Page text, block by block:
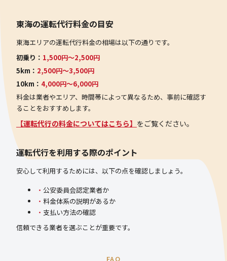
東海の運転代行料金の目安
東海エリアの運転代行料金の相場は以下の通りです。
初乗り： 1,500円〜2,500円
5km： 2,500円〜3,500円
10km： 4,000円〜6,000円
料金は業者やエリア、時間帯によって異なるため、事前に確認す
ることをおすすめします。
【運転代行の料金についてはこちら】 をご覧ください。
運転代行を利用する際のポイント
安心して利用するためには、以下の点を確認しましょう。
公安委員会認定業者か
料金体系の説明があるか
支払い方法の確認
信頼できる業者を選ぶことが重要です。
FAQ